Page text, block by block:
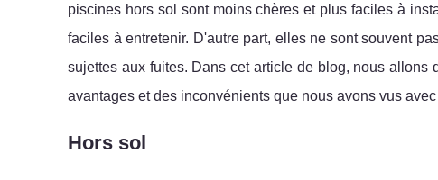
piscines hors sol sont moins chères et plus faciles à
faciles à entretenir. D'autre part, elles ne sont souvent
sujettes aux fuites. Dans cet article de blog, nous
avantages et des inconvénients que nous avons vus
Hors sol